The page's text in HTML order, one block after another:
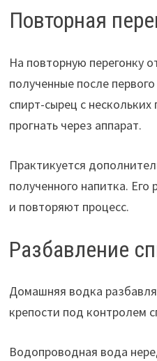
Повторная
На повторную перегонку
полученные после
спирт-сырец с
прогнать через аппарат.
Практикуется
полученного напитка.
и повторяют процесс.
Разбавление
Домашняя водка
крепости под контролем
Водопроводная вода